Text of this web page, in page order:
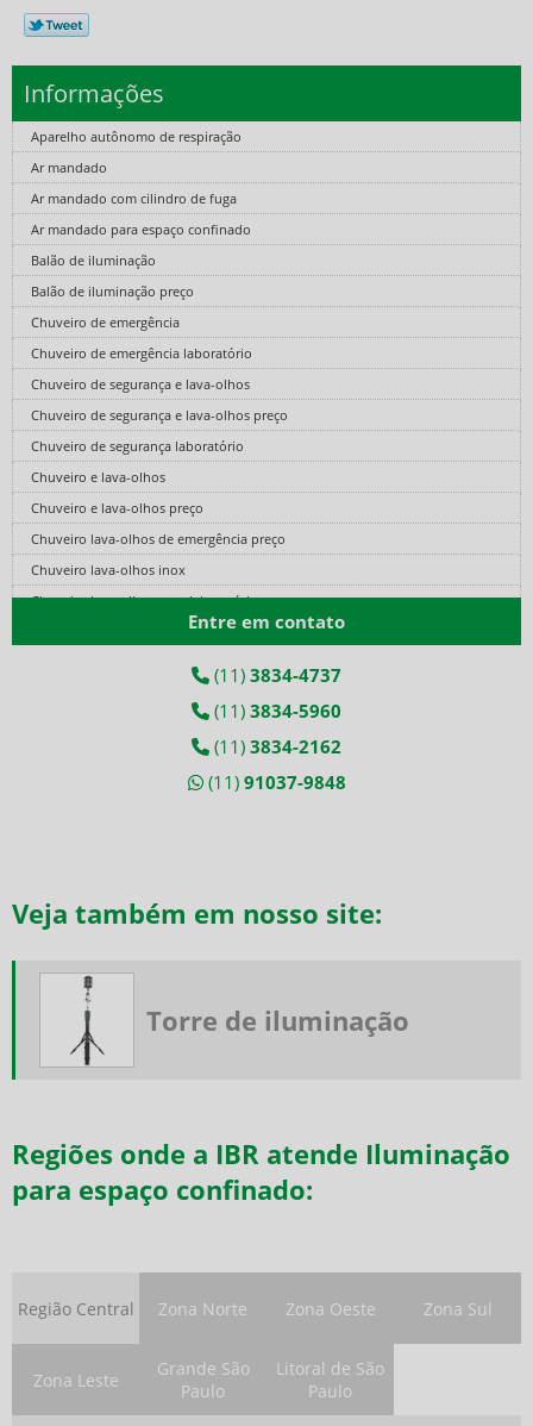
Informações
Aparelho autônomo de respiração
Ar mandado
Ar mandado com cilindro de fuga
Ar mandado para espaço confinado
Balão de iluminação
Balão de iluminação preço
Chuveiro de emergência
Chuveiro de emergência laboratório
Chuveiro de segurança e lava-olhos
Chuveiro de segurança e lava-olhos preço
Chuveiro de segurança laboratório
Chuveiro e lava-olhos
Chuveiro e lava-olhos preço
Chuveiro lava-olhos de emergência preço
Chuveiro lava-olhos inox
Chuveiro lava-olhos para laboratório
Cilindro de ar comprimido fibra de carbono
Cilindro de ar fibra de carbono
Cilindro de ar respirável preço
Conjunto autônomo de ar respirável
Conjunto de ar mandado
Equipamento ar mandado
Equipamento autônomo de respiração
Equipamento de proteção respiratória
Equipamento de respiração autônoma preço
Exaustor insuflador para espaço confinado
Exaustor para trabalho em espaço confinado
Iluminação para espaço confinado
Insuflador de ar para espaço confinado
Insuflador exaustor
Entre em contato
(11) 3834-4737
(11) 3834-5960
(11) 3834-2162
(11) 91037-9848
Veja também em nosso site:
Torre de iluminação
Regiões onde a IBR atende Iluminação
para espaço confinado:
Região Central Zona Norte Zona Oeste Zona Sul
Zona Leste
Grande São
Paulo
Litoral de São
Paulo